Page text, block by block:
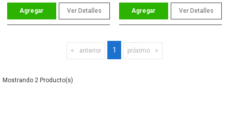
Ver Detalles Ver Detalles
anterior 1 próximo
2